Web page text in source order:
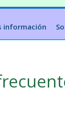
información